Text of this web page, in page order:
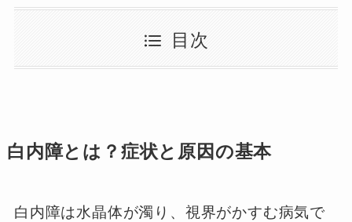
目次
白内障とは？症状と原因の基本
白内障は水晶体が濁り、視界がかすむ病気で